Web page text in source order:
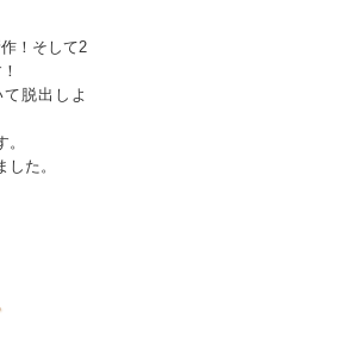
！そして2
脱出しよ
た。